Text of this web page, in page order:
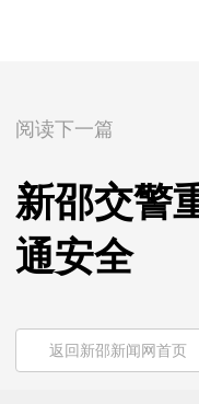
阅读下一篇
新邵交警
通安全
返回新邵新闻网首页